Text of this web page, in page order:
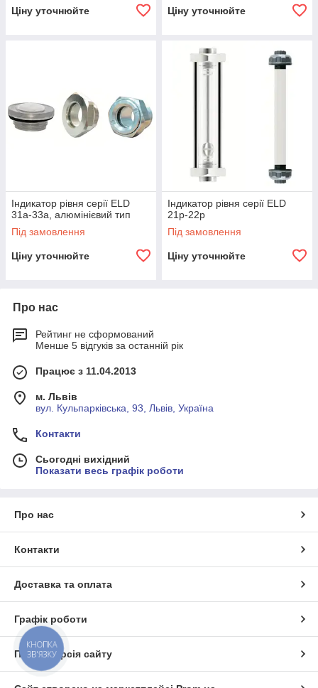
Ціну уточнюйте Ціну уточнюйте
Індикатор рівня серії ELD
31a-33a, алюмінієвий тип
Під замовлення
Ціну уточнюйте
Індикатор рівня серії ELD
21p-22p
Під замовлення
Ціну уточнюйте
Про нас
Рейтинг не сформований
Менше 5 відгуків за останній рік
Працює з 11.04.2013
м. Львів
вул. Кульпарківська, 93, Львів, Україна
Контакти
Сьогодні вихідний
Показати весь графік роботи
Про нас
Контакти
Доставка та оплата
Графік роботи
Повна версія сайту
КНОПКА
ЗВ'ЯЗКУ